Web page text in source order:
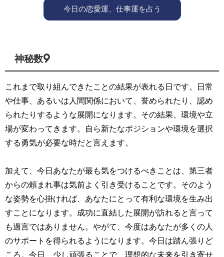
今日の恋愛運、仕事運を占う
神秘数9
これまで取り組んできたことの結果が表れる日です。日常
や仕事、あるいは人間関係において、誉められたり、認め
られたりするような展開になります。その結果、環境や立
場が変わってきます。自ら新たなポジションや環境を選択
する勇気が必要な時だと言えます。
加えて、今日あなたが最も気をつけるべきことは、第三者
からの頼まれ事は気前よく引き受けることです。そのよう
な姿勢を心掛ければ、あなたにとって有利な環境を生み出
すことになります。成功に直結した展開が訪れると言って
も過言ではありません。やがて、今度はあなたが多くの人
のサポートを得られるようになります。今日は踏ん張りど
ころ。今日、少し頑張ることで、理想的な未来を引き寄せ